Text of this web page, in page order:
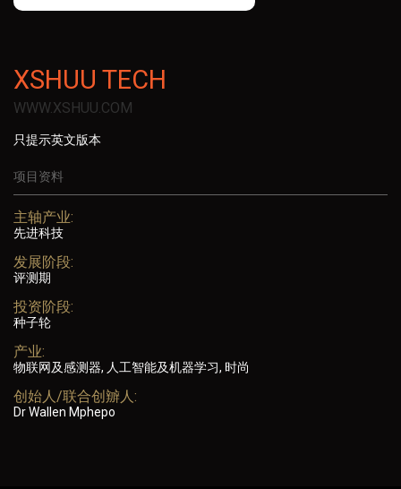
XSHUU TECH
WWW.XSHUU.COM
只提示英文版本
项目资料
主轴产业:
先进科技
发展阶段:
评测期
投资阶段:
种子轮
产业:
物联网及感测器, 人工智能及机器学习, 时尚
创始人/联合创辧人:
Dr Wallen Mphepo